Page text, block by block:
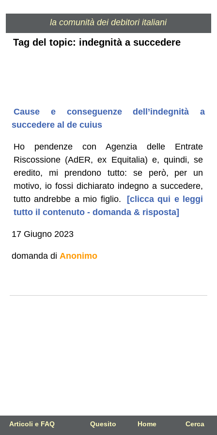
la comunità dei debitori italiani
Articoli e FAQ Quesito Home Cerca
Tag del topic: indegnità a succedere
Cause e conseguenze dell’indegnità a
succedere al de cuius
Ho pendenze con Agenzia delle Entrate
Riscossione (AdER, ex Equitalia) e, quindi, se
eredito, mi prendono tutto: se però, per un
motivo, io fossi dichiarato indegno a succedere,
tutto andrebbe a mio figlio.
[clicca qui e leggi
tutto il contenuto - domanda & risposta]
17 Giugno 2023
domanda di Anonimo